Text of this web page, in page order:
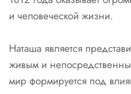
и человеческой жизни.
Наташа является
живым и
мир формируется под